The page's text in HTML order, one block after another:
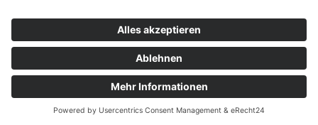
msisdesign. GmbH & Co. KGAlte Dorfstraße 19 a
17392 BoldekowDeutschland
Jetzt mehr erfahren:
Wir bieten flexible, sichere und zukunftsfähige IT-